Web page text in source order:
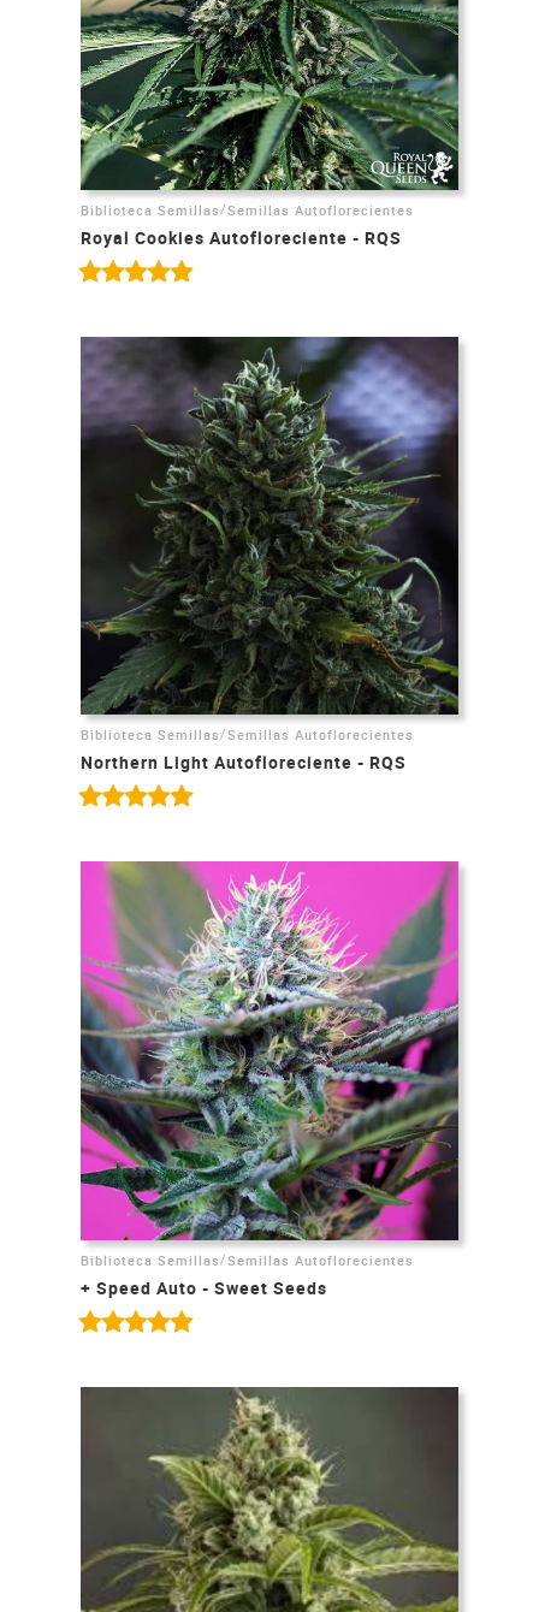
Biblioteca Semillas /Semillas Autoflorecientes
Royal Cookies Autofloreciente - RQS
Biblioteca Semillas/Semillas Autoflorecientes
Northern Light Autofloreciente - RQS
Biblioteca Semillas /Semillas Autoflorecientes
+ Speed Auto - Sweet Seeds